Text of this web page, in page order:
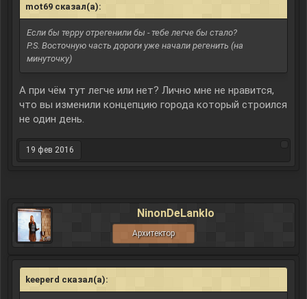
mot69 сказал(а):
Если бы терру отрегенили бы - тебе легче бы стало?
P.S. Восточную часть дороги уже начали регенить (на
минуточку)
А при чём тут легче или нет? Лично мне не нравится,
что вы изменили концепцию города который строился
не один день.
19 фев 2016
NinonDeLanklo
Архитектор
keeperd сказал(а):